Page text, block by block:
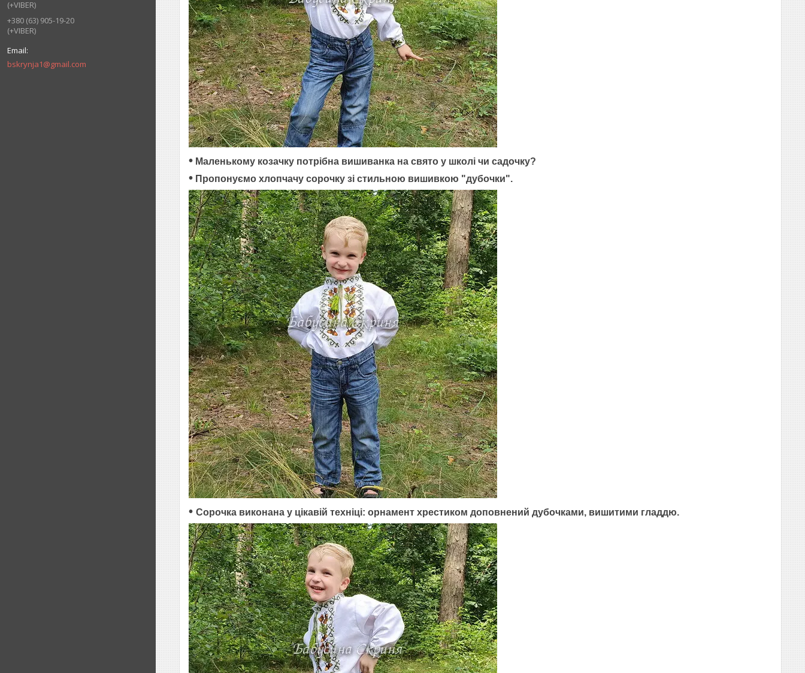
(+VIBER)
+380 (63) 905-19-20
(+VIBER)
bskrynja1@gmail.com
• Маленькому козачку потрібна вишиванка на свято у школі чи садочку?
• Пропонуємо хлопчачу сорочку зі стильною вишивкою "дубочки".
• Сорочка виконана у цікавій техніці: орнамент хрестиком доповнений дубочками, вишитими гладдю.